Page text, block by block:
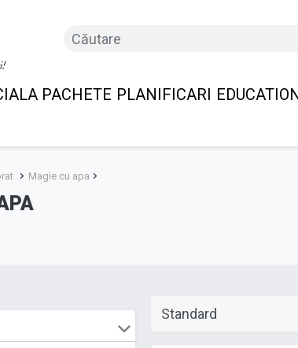
PACHETE PLANIFICARI
Magie cu apa